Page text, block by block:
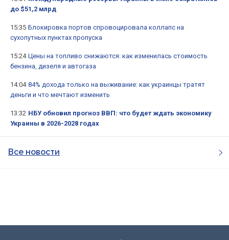
до $51,2 млрд
15:35 Блокировка портов спровоцировала коллапс на
сухопутных пунктах пропуска
15:24 Цены на топливо снижаются: как изменилась стоимость
бензина, дизеля и автогаза
14:04 84% дохода только на выживание: как украинцы тратят
деньги и что мечтают изменить
13:32 НБУ обновил прогноз ВВП: что будет ждать экономику
Украины в 2026-2028 годах
Все новости